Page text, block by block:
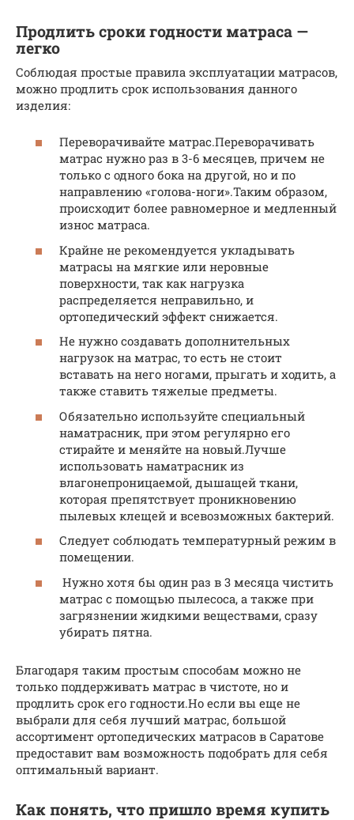
Продлить сроки годности матраса —
легко
Соблюдая простые правила эксплуатации матрасов,
можно продлить срок использования данного
изделия:
Переворачивайте матрас.Переворачивать
матрас нужно раз в 3-6 месяцев, причем не
только с одного бока на другой, но и по
направлению «голова-ноги».Таким образом,
происходит более равномерное и медленный
износ матраса.
Крайне не рекомендуется укладывать
матрасы на мягкие или неровные
поверхности, так как нагрузка
распределяется неправильно, и
ортопедический эффект снижается.
Не нужно создавать дополнительных
нагрузок на матрас, то есть не стоит
вставать на него ногами, прыгать и ходить, а
также ставить тяжелые предметы.
Обязательно используйте специальный
наматрасник, при этом регулярно его
стирайте и меняйте на новый.Лучше
использовать наматрасник из
влагонепроницаемой, дышащей ткани,
которая препятствует проникновению
пылевых клещей и всевозможных бактерий.
Следует соблюдать температурный режим в
помещении.
Нужно хотя бы один раз в 3 месяца чистить
матрас с помощью пылесоса, а также при
загрязнении жидкими веществами, сразу
убирать пятна.
Благодаря таким простым способам можно не
только поддерживать матрас в чистоте, но и
продлить срок его годности.Но если вы еще не
выбрали для себя лучший матрас, большой
ассортимент ортопедических матрасов в Саратове
предоставит вам возможность подобрать для себя
оптимальный вариант.
Как понять, что пришло время купить